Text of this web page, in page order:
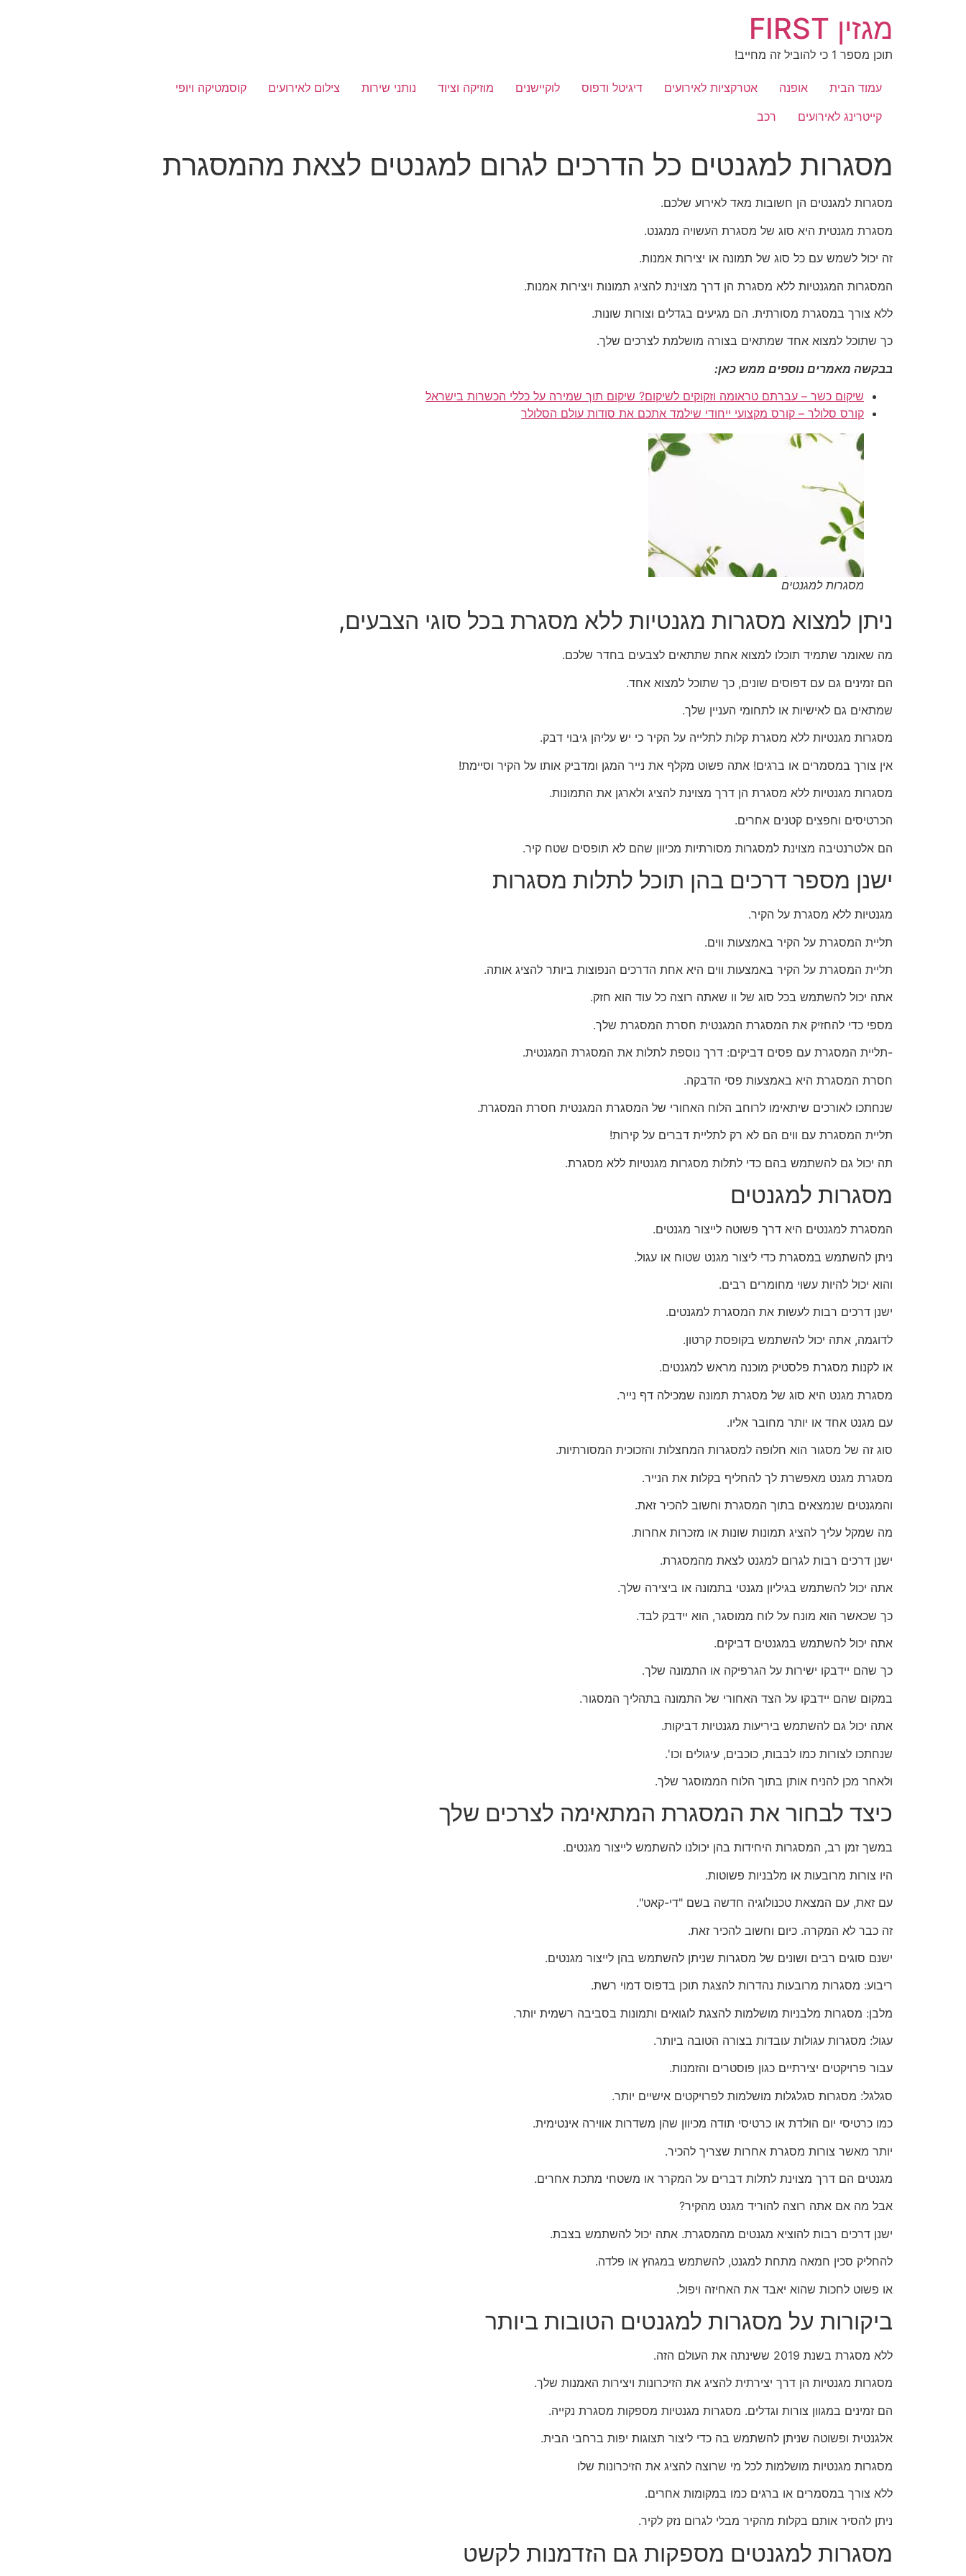
מגזין FIRST
תוכן מספר 1 כי להוביל זה מחייב!
עמוד הבית אופנה אטרקציות לאירועים דיגיטל ודפוס לוקיישנים מוזיקה וציוד נותני שירות צילום לאירועים
קוסמטיקה ויופי
קייטרינג לאירועים
רכב
מסגרות למגנטים כל הדרכים לגרום למגנטים לצאת מהמסגרת
מסגרות למגנטים הן חשובות מאד לאירוע שלכם.
מסגרת מגנטית היא סוג של מסגרת העשויה ממגנט.
זה יכול לשמש עם כל סוג של תמונה או יצירות אמנות.
המסגרות המגנטיות ללא מסגרת הן דרך מצוינת להציג תמונות ויצירות אמנות.
ללא צורך במסגרת מסורתית. הם מגיעים בגדלים וצורות שונות.
כך שתוכל למצוא אחד שמתאים בצורה מושלמת לצרכים שלך.
בבקשה מאמרים נוספים ממש כאן:
שיקום כשר – עברתם טראומה וזקוקים לשיקום? שיקום תוך שמירה על כללי הכשרות בישראל
קורס סלולר – קורס מקצועי ייחודי שילמד אתכם את סודות עולם הסלולר
מסגרות למגנטים
ניתן למצוא מסגרות מגנטיות ללא מסגרת בכל סוגי הצבעים,
מה שאומר שתמיד תוכלו למצוא אחת שתתאים לצבעים בחדר שלכם.
הם זמינים גם עם דפוסים שונים, כך שתוכל למצוא אחד.
שמתאים גם לאישיות או לתחומי העניין שלך.
מסגרות מגנטיות ללא מסגרת קלות לתלייה על הקיר כי יש עליהן גיבוי דבק.
אין צורך במסמרים או ברגים! אתה פשוט מקלף את נייר המגן ומדביק אותו על הקיר וסיימת!
מסגרות מגנטיות ללא מסגרת הן דרך מצוינת להציג ולארגן את התמונות.
הכרטיסים וחפצים קטנים אחרים.
הם אלטרנטיבה מצוינת למסגרות מסורתיות מכיוון שהם לא תופסים שטח קיר.
ישנן מספר דרכים בהן תוכל לתלות מסגרות
מגנטיות ללא מסגרת על הקיר.
תליית המסגרת על הקיר באמצעות ווים.
תליית המסגרת על הקיר באמצעות ווים היא אחת הדרכים הנפוצות ביותר להציג אותה.
אתה יכול להשתמש בכל סוג של וו שאתה רוצה כל עוד הוא חזק.
מספי כדי להחזיק את המסגרת המגנטית חסרת המסגרת שלך.
-תליית המסגרת עם פסים דביקים: דרך נוספת לתלות את המסגרת המגנטית.
חסרת המסגרת היא באמצעות פסי הדבקה.
שנחתכו לאורכים שיתאימו לרוחב הלוח האחורי של המסגרת המגנטית חסרת המסגרת.
תליית המסגרת עם ווים הם לא רק לתליית דברים על קירות!
תה יכול גם להשתמש בהם כדי לתלות מסגרות מגנטיות ללא מסגרת.
מסגרות למגנטים
המסגרת למגנטים היא דרך פשוטה לייצור מגנטים.
ניתן להשתמש במסגרת כדי ליצור מגנט שטוח או עגול.
והוא יכול להיות עשוי מחומרים רבים.
ישנן דרכים רבות לעשות את המסגרת למגנטים.
לדוגמה, אתה יכול להשתמש בקופסת קרטון.
או לקנות מסגרת פלסטיק מוכנה מראש למגנטים.
מסגרת מגנט היא סוג של מסגרת תמונה שמכילה דף נייר.
עם מגנט אחד או יותר מחובר אליו.
סוג זה של מסגור הוא חלופה למסגרות המחצלות והזכוכית המסורתיות.
מסגרת מגנט מאפשרת לך להחליף בקלות את הנייר.
והמגנטים שנמצאים בתוך המסגרת וחשוב להכיר זאת.
מה שמקל עליך להציג תמונות שונות או מזכרות אחרות.
ישנן דרכים רבות לגרום למגנט לצאת מהמסגרת.
אתה יכול להשתמש בגיליון מגנטי בתמונה או ביצירה שלך.
כך שכאשר הוא מונח על לוח ממוסגר, הוא יידבק לבד.
אתה יכול להשתמש במגנטים דביקים.
כך שהם יידבקו ישירות על הגרפיקה או התמונה שלך.
במקום שהם יידבקו על הצד האחורי של התמונה בתהליך המסגור.
אתה יכול גם להשתמש ביריעות מגנטיות דביקות.
שנחתכו לצורות כמו לבבות, כוכבים, עיגולים וכו'.
ולאחר מכן להניח אותן בתוך הלוח הממוסגר שלך.
כיצד לבחור את המסגרת המתאימה לצרכים שלך
במשך זמן רב, המסגרות היחידות בהן יכולנו להשתמש לייצור מגנטים.
היו צורות מרובעות או מלבניות פשוטות.
עם זאת, עם המצאת טכנולוגיה חדשה בשם "די-קאט".
זה כבר לא המקרה. כיום וחשוב להכיר זאת.
ישנם סוגים רבים ושונים של מסגרות שניתן להשתמש בהן לייצור מגנטים.
ריבוע: מסגרות מרובעות נהדרות להצגת תוכן בדפוס דמוי רשת.
מלבן: מסגרות מלבניות מושלמות להצגת לוגואים ותמונות בסביבה רשמית יותר.
עגול: מסגרות עגולות עובדות בצורה הטובה ביותר.
עבור פרויקטים יצירתיים כגון פוסטרים והזמנות.
סגלגל: מסגרות סגלגלות מושלמות לפרויקטים אישיים יותר.
כמו כרטיסי יום הולדת או כרטיסי תודה מכיוון שהן משדרות אווירה אינטימית.
יותר מאשר צורות מסגרת אחרות שצריך להכיר.
מגנטים הם דרך מצוינת לתלות דברים על המקרר או משטחי מתכת אחרים.
אבל מה אם אתה רוצה להוריד מגנט מהקיר?
ישנן דרכים רבות להוציא מגנטים מהמסגרת. אתה יכול להשתמש בצבת.
להחליק סכין חמאה מתחת למגנט, להשתמש במגהץ או פלדה.
או פשוט לחכות שהוא יאבד את האחיזה ויפול.
ביקורות על מסגרות למגנטים הטובות ביותר
ללא מסגרת בשנת 2019 ששינתה את העולם הזה.
מסגרות מגנטיות הן דרך יצירתית להציג את הזיכרונות ויצירות האמנות שלך.
הם זמינים במגוון צורות וגדלים. מסגרות מגנטיות מספקות מסגרת נקייה.
אלגנטית ופשוטה שניתן להשתמש בה כדי ליצור תצוגות יפות ברחבי הבית.
מסגרות מגנטיות מושלמות לכל מי שרוצה להציג את הזיכרונות שלו
ללא צורך במסמרים או ברגים כמו במקומות אחרים.
ניתן להסיר אותם בקלות מהקיר מבלי לגרום נזק לקיר.
מסגרות למגנטים מספקות גם הזדמנות לקשט